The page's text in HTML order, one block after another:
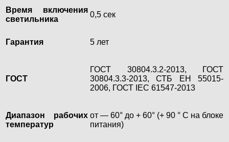
Время включения
светильника
0,5 сек
Гарантия 5 лет
ГОСТ
ГОСТ 30804.3.2-2013, ГОСТ
30804.3.3-2013, СТБ ЕН 55015-
2006, ГОСТ IEC 61547-2013
Диапазон рабочих
температур
от — 60° до + 60° (+ 90 ° С на блоке
питания)